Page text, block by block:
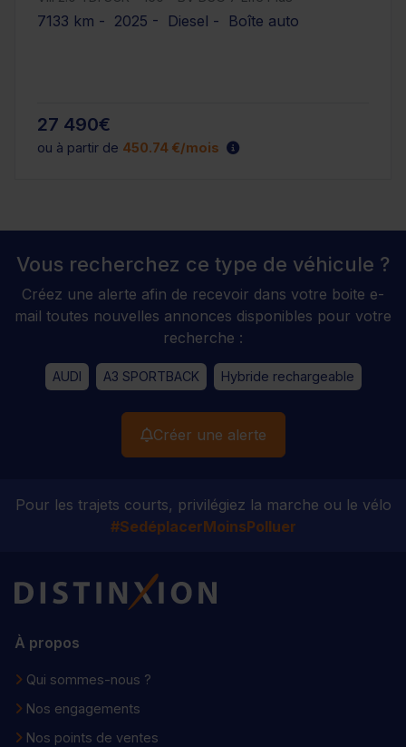
7133 km - 2025 - Diesel - Boîte auto
27 490€
ou à partir de 450.74 €/mois
Vous recherchez ce type de véhicule ?
Créez une alerte afin de recevoir dans votre boite e-
mail toutes nouvelles annonces disponibles pour votre
recherche :
AUDI A3 SPORTBACK Hybride rechargeable
Créer une alerte
Pour les trajets courts, privilégiez la marche ou le vélo
#SedéplacerMoinsPolluer
Distinxion
À propos
Qui sommes-nous ?
Nos engagements
Nos points de ventes